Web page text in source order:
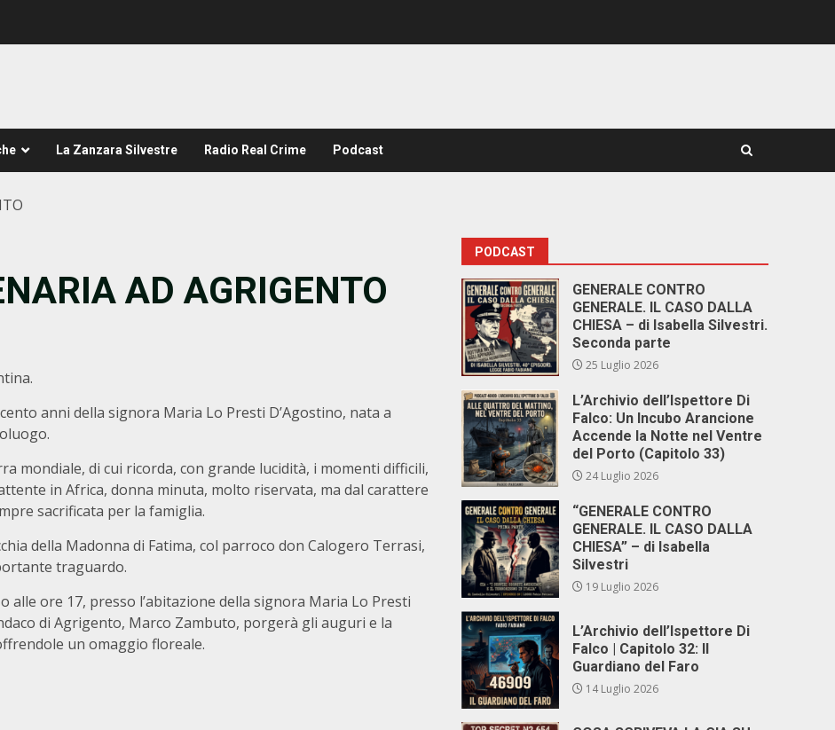
La Zanzara Silvestre Radio Real Crime Podcast
AD AGRIGENTO
anni della signora Maria Lo Presti D’Agostino, nata a
mondiale, di cui ricorda, con grande lucidità, i momenti difficili,
in Africa, donna minuta, molto riservata, ma dal carattere
sacrificata per la famiglia.
della Madonna di Fatima, col parroco don Calogero Terrasi,
traguardo.
alle ore 17, presso l’abitazione della signora Maria Lo Presti
di Agrigento, Marco Zambuto, porgerà gli auguri e la
un omaggio floreale.
PODCAST
GENERALE CONTRO
GENERALE. IL CASO DALLA
CHIESA – di Isabella Silvestri.
Seconda parte
25 Luglio 2026
L’Archivio dell’Ispettore Di
Falco: Un Incubo Arancione
Accende la Notte nel Ventre
del Porto (Capitolo 33)
24 Luglio 2026
“GENERALE CONTRO
GENERALE. IL CASO DALLA
CHIESA” – di Isabella
Silvestri
19 Luglio 2026
L’Archivio dell’Ispettore Di
Falco | Capitolo 32: Il
Guardiano del Faro
14 Luglio 2026